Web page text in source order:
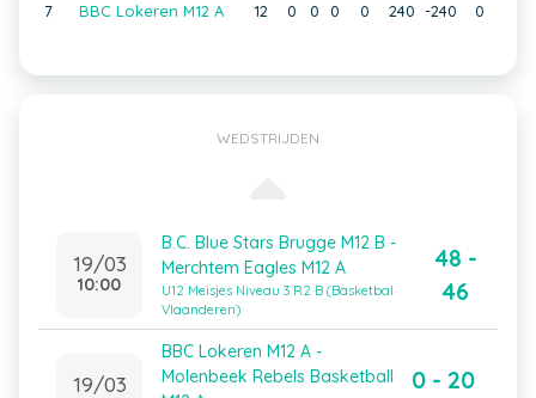
7 BBC Lokeren M12 A 12 0 0 0 0 240 -240 0
WEDSTRIJDEN
19/03
10:00
B.C. Blue Stars Brugge M12 B -
Merchtem Eagles M12 A
U12 Meisjes Niveau 3 R2 B (Basketbal
Vlaanderen)
48 -
46
19/03
BBC Lokeren M12 A -
Molenbeek Rebels Basketball
0 - 20